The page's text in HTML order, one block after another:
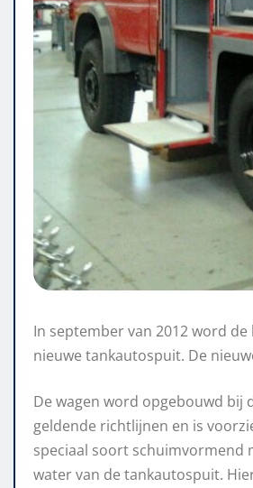
In september van 2012 word
nieuwe tankautospuit. De
De wagen word opgebouwd bij
geldende richtlijnen en is
speciaal soort schuimvormend
water van de tankautospuit.